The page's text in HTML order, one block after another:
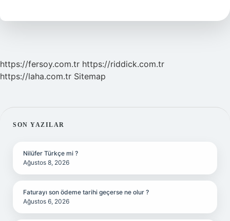
https://fersoy.com.tr https://riddick.com.tr
https://laha.com.tr Sitemap
SIDEBAR
SON YAZILAR
Nilüfer Türkçe mi ?
Ağustos 8, 2026
Faturayı son ödeme tarihi geçerse ne olur ?
Ağustos 6, 2026